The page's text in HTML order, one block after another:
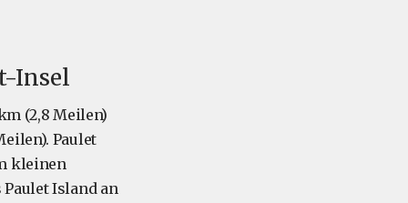
Insel
(2,8 Meilen)
Paulet
kleinen
Island an